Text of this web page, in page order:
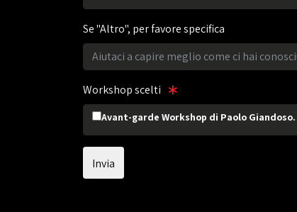
Se "Altro", per favore specifica
Workshop scelti
Avant-garde Workshop di Paolo